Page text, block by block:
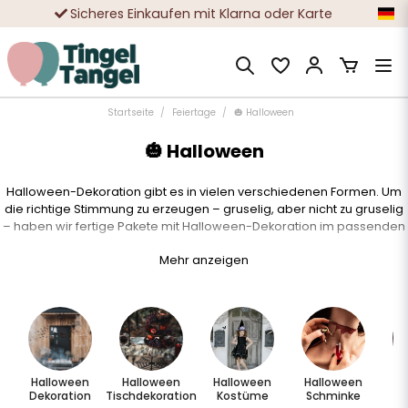
Zehntausende zufriedene Kunden
Startseite Feiertage 🎃 Halloween
🎃 Halloween
Halloween-Dekoration gibt es in vielen verschiedenen Formen. Um
die richtige Stimmung zu erzeugen – gruselig, aber nicht zu gruselig
– haben wir fertige Pakete mit Halloween-Dekoration im passenden
Dekoration ist, selbst gebasteltes Material mit fertiger Dekoration zu
Aufhängen und sorgen für die richtige Gruselatmosphäre. Die
Farben für Halloween sind klassisch Orange und Schwarz, aber auch
Lila, Gold und Schwarz passen gut zu einer niedlichen Halloween-
Feier.Bei uns findest du die passende Halloween-Dekoration!
Mehr anzeigen
Halloween
Dekoration
Halloween
Tischdekoration
Halloween
Kostüme
Halloween
Schminke